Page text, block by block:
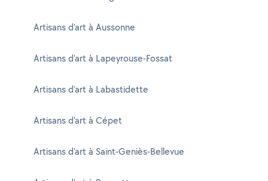
Artisans d'art à Aussonne
Artisans d'art à Lapeyrouse-Fossat
Artisans d'art à Labastidette
Artisans d'art à Cépet
Artisans d'art à Saint-Geniès-Bellevue